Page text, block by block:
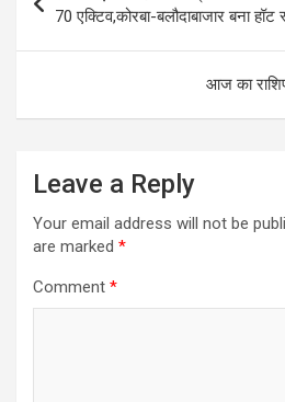
navigation
70 एक्टिव,कोरबा-बलौदाबाजार बना हॉट
आज का
Leave a Reply
Your email address will not be
are marked *
Comment *